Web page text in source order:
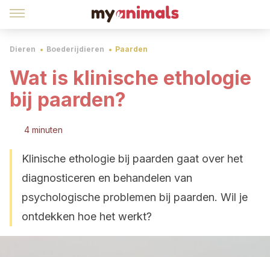
Dieren Boederijdieren Paarden
Wat is klinische ethologie
bij paarden?
4 minuten
Klinische ethologie bij paarden gaat over het
diagnosticeren en behandelen van
psychologische problemen bij paarden. Wil je
ontdekken hoe het werkt?